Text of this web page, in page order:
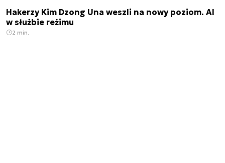
Hakerzy Kim Dzong Una weszli na nowy poziom. AI
w służbie reżimu
2 min.